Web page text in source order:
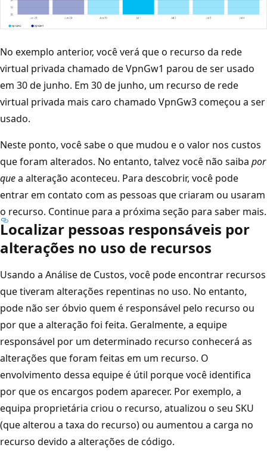
No exemplo anterior, você verá que o recurso da rede
virtual privada chamado de VpnGw1 parou de ser usado
em 30 de junho. Em 30 de junho, um recurso de rede
virtual privada mais caro chamado VpnGw3 começou a ser
usado.
Neste ponto, você sabe o que mudou e o valor nos custos
que foram alterados. No entanto, talvez você não saiba por
quea alteração aconteceu. Para descobrir, você pode
entrar em contato com as pessoas que criaram ou usaram
o recurso. Continue para a próxima seção para saber mais.
Localizar pessoas responsáveis por
alterações no uso de recursos
Usando a Análise de Custos, você pode encontrar recursos
que tiveram alterações repentinas no uso. No entanto,
pode não ser óbvio quem é responsável pelo recurso ou
por que a alteração foi feita. Geralmente, a equipe
responsável por um determinado recurso conhecerá as
alterações que foram feitas em um recurso. O
envolvimento dessa equipe é útil porque você identifica
por que os encargos podem aparecer. Por exemplo, a
equipa proprietária criou o recurso, atualizou o seu SKU
(que alterou a taxa do recurso) ou aumentou a carga no
recurso devido a alterações de código.